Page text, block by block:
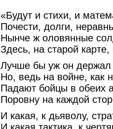
«Будут и стихи, и
Почести, долги,
Нынче ж оловянные
Здесь, на старой карте,
Лучше бы уж он держал
Но, ведь на войне, как
Падают бойцы в обеих
Поровну на каждой
И какая, к дьяволу,